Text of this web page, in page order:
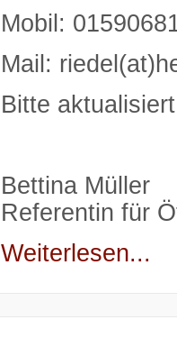
Mobil:
Mail:
Bitte
Bettina Müller
Referentin für
Weiterlesen...